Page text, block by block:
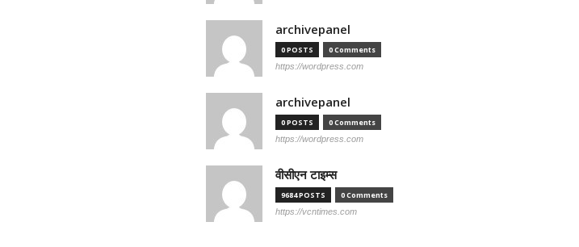
archivepanel
0 POSTS 0 Comments
https://wordpress.com
archivepanel
0 POSTS 0 Comments
https://wordpress.com
वीसीएन टाइम्स
9684 POSTS 0 Comments
https://vcntimes.com